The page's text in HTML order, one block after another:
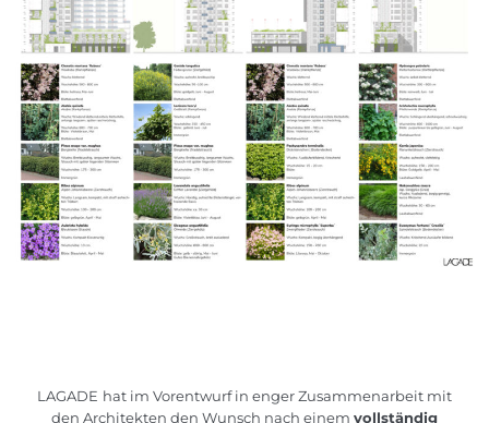
LAGADE hat im Vorentwurf in enger Zusammenarbeit mit
den Architekten den Wunsch nach einem vollständig